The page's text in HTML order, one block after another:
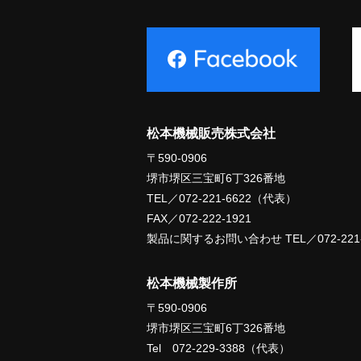
松本機械販売株式会社
〒590-0906
堺市堺区三宝町6丁326番地
TEL／072-221-6622（代表）
FAX／072-222-1921
製品に関するお問い合わせ TEL／072-
松本機械製作所
〒590-0906
堺市堺区三宝町6丁326番地
Tel 072-229-3388（代表）